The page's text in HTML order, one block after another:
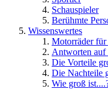
Schauspieler
Berühmte
Wissenswertes
Motorräder für
Antworten auf
Die Vorteile
Die Nachteile
Wie groß